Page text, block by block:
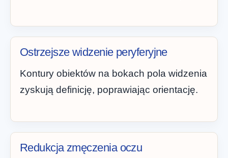
Ostrzejsze widzenie peryferyjne
Kontury obiektów na bokach pola widzenia
zyskują definicję, poprawiając orientację.
Redukcja zmęczenia oczu